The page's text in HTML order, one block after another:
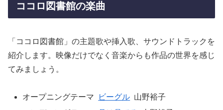
ココロ図書館の楽曲
「ココロ図書館」の主題歌や挿入歌、サウンドトラックを
紹介します。映像だけでなく音楽からも作品の世界を感じ
てみましょう。
オープニングテーマ ビーグル 山野裕子